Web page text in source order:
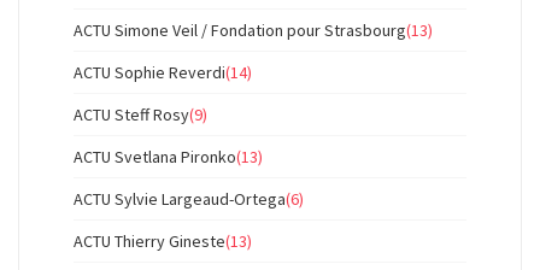
ACTU Simone Veil / Fondation pour Strasbourg(13)
ACTU Sophie Reverdi(14)
ACTU Steff Rosy(9)
ACTU Svetlana Pironko(13)
ACTU Sylvie Largeaud-Ortega(6)
ACTU Thierry Gineste(13)